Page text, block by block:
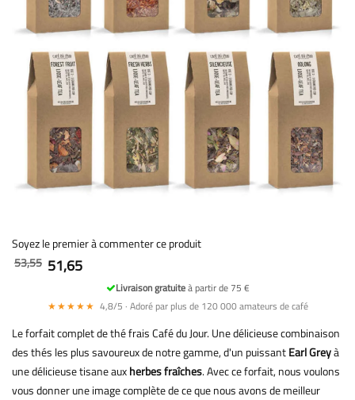
Soyez le premier à commenter ce produit
51,65
53,55
Livraison gratuiteà partir de 75 €
★★★★★ 4,8/5 · Adoré par plus de 120 000 amateurs de café
Le forfait complet de thé frais Café du Jour. Une délicieuse combinaison
des thés les plus savoureux de notre gamme, d'un puissantEarl Greyà
une délicieuse tisane auxherbes fraîches. Avec ce forfait, nous voulons
vous donner une image complète de ce que nous avons de meilleur